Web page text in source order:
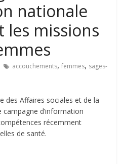
nationale
les missions
accouchements,femmes, sages-
des Affaires sociales et de la
d’information
récemment
de santé.